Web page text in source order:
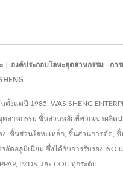
| องค์ประกอบโลหะอุตสาหกรรม - กา
ตั้งแต่ปี 1985, WAS SHENG
สาหกรรม ชิ้นส่วนหลักที่พวกเขาผลิต
ง, ชิ้นส่วนโลหะเหล็ก, ชิ้นส่วนการตัด,
อัดอลูมิเนียม ซึ่งได้รับการรับรอง ISO
IMDS และ COC ทุกระดับ